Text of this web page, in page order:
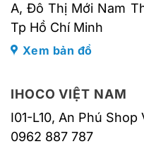
A, Đô Thị Mới Nam
Tp Hồ Chí Minh
Xem bản đồ
IHOCO VIỆT NAM
I01-L10, An Phú Shop
0962 887 787